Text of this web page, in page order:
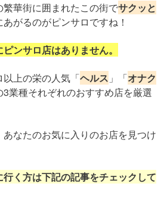
華街に囲まれたこの街でサクッと
がるのがピンサロですね！
ピンサロ店はありません。
上の栄の人気「ヘルス 」「オナク
3業種それぞれのおすすめ店を厳選
なたのお気に入りのお店を見つけ
く方は下記の記事をチェックして